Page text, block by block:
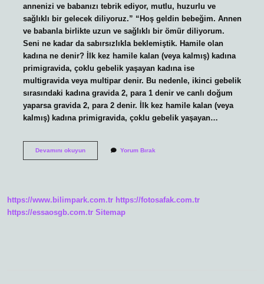
annenizi ve babanızı tebrik ediyor, mutlu, huzurlu ve
sağlıklı bir gelecek diliyoruz.” “Hoş geldin bebeğim. Annen
ve babanla birlikte uzun ve sağlıklı bir ömür diliyorum.
Seni ne kadar da sabırsızlıkla beklemiştik. Hamile olan
kadına ne denir? İlk kez hamile kalan (veya kalmış) kadına
primigravida, çoklu gebelik yaşayan kadına ise
multigravida veya multipar denir. Bu nedenle, ikinci gebelik
sırasındaki kadına gravida 2, para 1 denir ve canlı doğum
yaparsa gravida 2, para 2 denir. İlk kez hamile kalan (veya
kalmış) kadına primigravida, çoklu gebelik yaşayan…
Devamını okuyunHamile
Yorum Bırak
https://www.bilimpark.com.tr https://fotosafak.com.tr
https://essaosgb.com.tr Sitemap